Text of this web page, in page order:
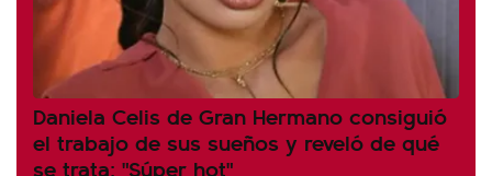
Daniela Celis de Gran Hermano consiguió
el trabajo de sus sueños y reveló de qué
se trata: "Súper hot"